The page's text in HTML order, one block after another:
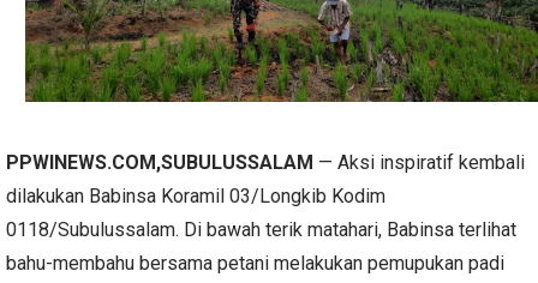
PPWINEWS.COM,SUBULUSSALAM — Aksi inspiratif kembali
dilakukan Babinsa Koramil 03/Longkib Kodim
0118/Subulussalam. Di bawah terik matahari, Babinsa terlihat
bahu-membahu bersama petani melakukan pemupukan padi